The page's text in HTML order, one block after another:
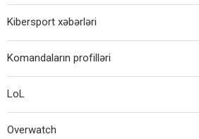
Kibersport xəbərləri
Komandaların profilləri
LoL
Overwatch